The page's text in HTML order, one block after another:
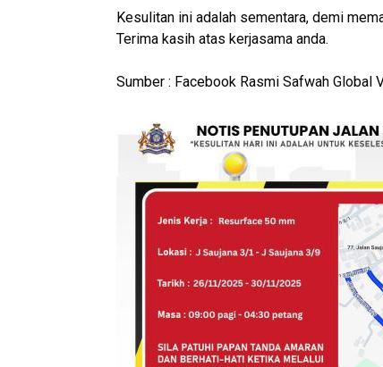
Kesulitan ini adalah sementara, demi
Terima kasih atas kerjasama anda.
Sumber : Facebook Rasmi Safwah Global